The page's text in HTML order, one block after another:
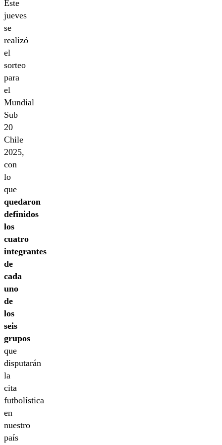
Este
jueves
se
realizó
el
sorteo
para
el
Mundial
Sub
20
Chile
2025,
con
lo
que
quedaron
definidos
los
cuatro
integrantes
de
cada
uno
de
los
seis
grupos
que
disputarán
la
cita
futbolística
en
nuestro
país